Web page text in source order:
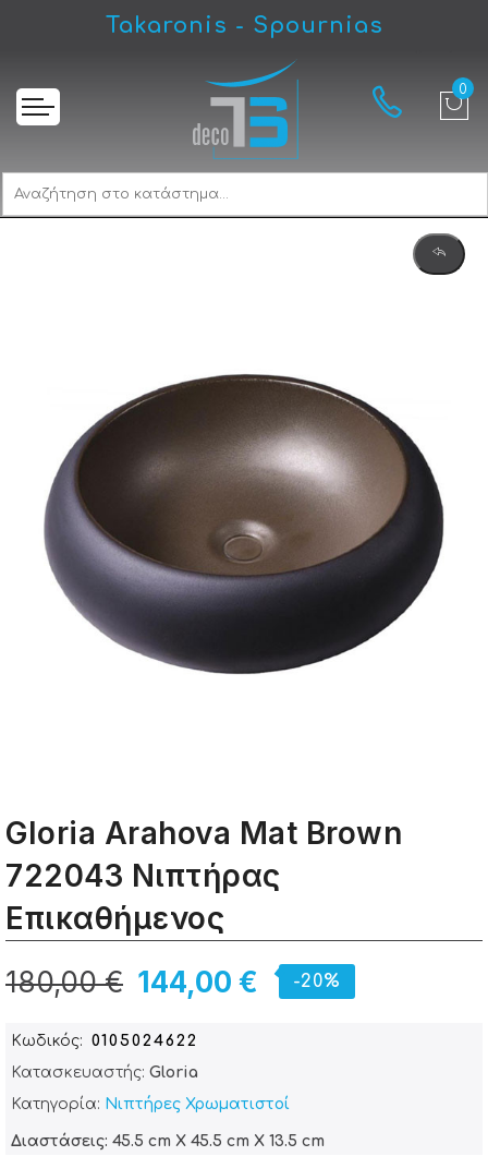
Takaronis - Spournias
Gloria Arahova Mat Brown 722043 Νιπτήρας Eπικαθήμενος
Gloria Arahova Mat Brown
722043 Νιπτήρας
Eπικαθήμενος
144,00 €
180,00 € -20%
Κωδικός
0105024622
Κατασκευαστής: Gloria
Κατηγορία: Νιπτήρες Χρωματιστοί
Διαστάσεις: 45.5 cm X 45.5 cm X 13.5 cm